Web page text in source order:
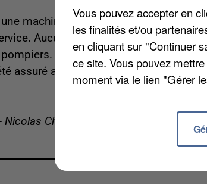
une machinerie d’ascenseur du
Aucun blessé n’est à déplorer et
pompiers. 139 enfants et 22 adultes
assuré avec un peu de retard.
Chacun
Vous pouvez accepter en
les finalités et/ou
en cliquant sur "Continuer
ce site. Vous pouvez
moment via le lien "Gérer